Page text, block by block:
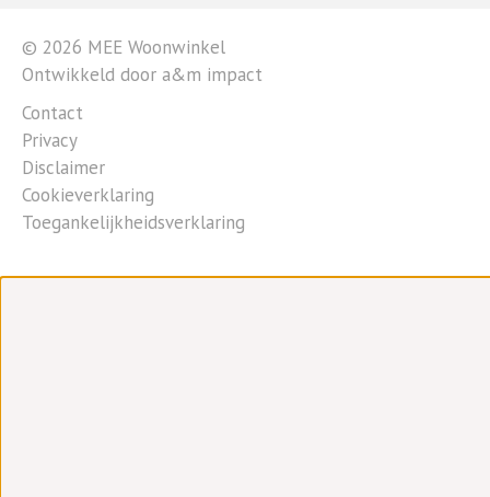
© 2026 MEE Woonwinkel
Ontwikkeld door a&m impact
Contact
Privacy
Disclaimer
Cookieverklaring
Toegankelijkheidsverklaring